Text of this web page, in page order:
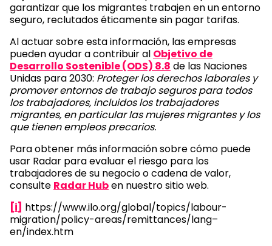
garantizar que los migrantes trabajen en un entorno
seguro, reclutados éticamente sin pagar tarifas.
Al actuar sobre esta información, las empresas
pueden ayudar a contribuir al Objetivo de
Desarrollo Sostenible (ODS) 8.8 de las Naciones
Unidas para 2030: Proteger los derechos laborales y
promover entornos de trabajo seguros para todos
los trabajadores, incluidos los trabajadores
migrantes, en particular las mujeres migrantes y los
que tienen empleos precarios.
Para obtener más información sobre cómo puede
usar Radar para evaluar el riesgo para los
trabajadores de su negocio o cadena de valor,
consulte Radar Huben nuestro sitio web.
[i] https://www.ilo.org/global/topics/labour-
migration/policy-areas/remittances/lang–
en/index.htm